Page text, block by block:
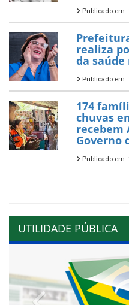
Publicado em:
realiza
da saúde
Publicado em:
174
chuvas
recebem
Governo
Publicado em:
UTILIDADE PÚBLICA
Previous